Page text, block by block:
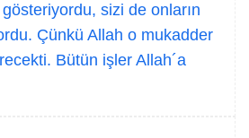
sizi de onların
Çünkü Allah o mukadder
Bütün işler Allah´a